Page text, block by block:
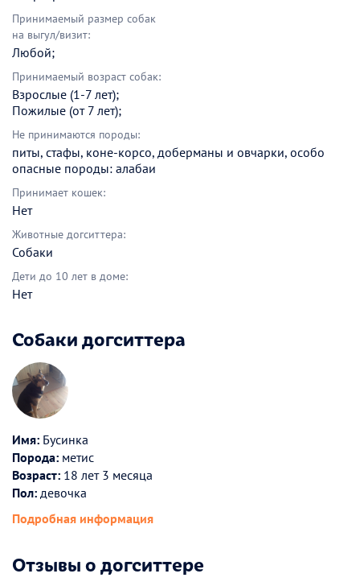
Принимаемый размер собак
на выгул/визит:
Любой;
Принимаемый возраст собак:
Взрослые (1-7 лет);
Пожилые (от 7 лет);
Не принимаются породы:
питы, стафы, коне-корсо, доберманы и овчарки, особо
опасные породы: алабаи
Принимает кошек:
Нет
Животные догситтера:
Собаки
Дети до 10 лет в доме:
Нет
Собаки догситтера
Имя: Бусинка
Порода: метис
Возраст: 18 лет 3 месяца
Пол: девочка
Подробная информация
Отзывы о догситтере